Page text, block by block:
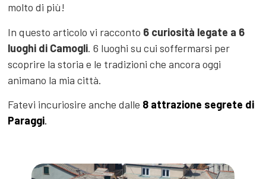
molto di più!
In questo articolo vi racconto 6 curiosità legate a 6
luoghi di Camogli. 6 luoghi su cui soffermarsi per
scoprire la storia e le tradizioni che ancora oggi
animano la mia città.
Fatevi incuriosire anche dalle 8 attrazione segrete di
Paraggi.